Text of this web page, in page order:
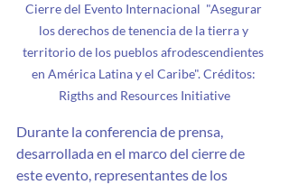
Cierre del Evento Internacional  "Asegurar
los derechos de tenencia de la tierra y
territorio de los pueblos afrodescendientes
en América Latina y el Caribe". Créditos:
Rigths and Resources Initiative
Durante la conferencia de prensa,
desarrollada en el marco del cierre de
este evento, representantes de los